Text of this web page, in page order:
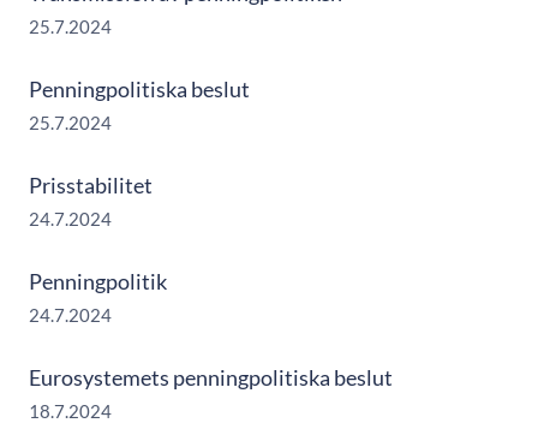
25.7.2024
Penningpolitiska beslut
25.7.2024
Prisstabilitet
24.7.2024
Penningpolitik
24.7.2024
Eurosystemets penningpolitiska beslut
18.7.2024